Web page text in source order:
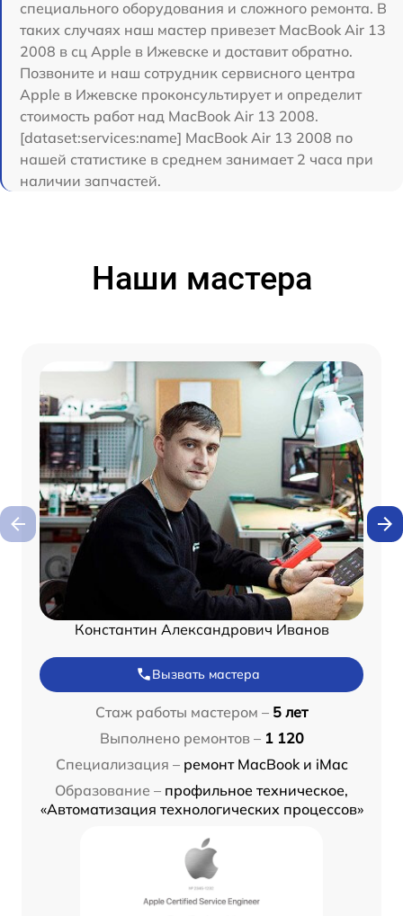
специального оборудования и сложного ремонта. В
таких случаях наш мастер привезет MacBook Air 13
2008 в сц Apple в Ижевске и доставит обратно.
Позвоните и наш сотрудник сервисного центра
Apple в Ижевске проконсультирует и определит
стоимость работ над MacBook Air 13 2008.
[dataset:services:name] MacBook Air 13 2008 по
нашей статистике в среднем занимает 2 часа при
наличии запчастей.
Наши мастера
Константин Александрович Иванов
Вызвать мастера
Стаж работы мастером – 5 лет
Выполнено ремонтов – 1 120
Специализация – ремонт MacBook и iMac
Образование – профильное техническое,
«Автоматизация технологических процессов»